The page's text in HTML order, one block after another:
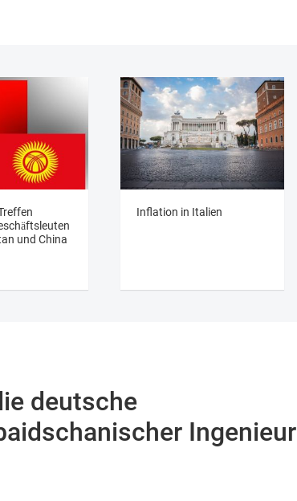
und China
Inflation in Italien
deutsche
Ingenieur